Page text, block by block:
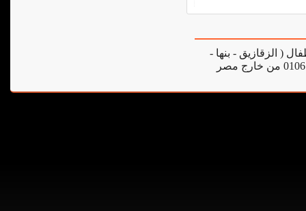
( الزقازيق - بنها -
ميت غمر) للحجز من داخل مصر 01067179565 من خارج مصر